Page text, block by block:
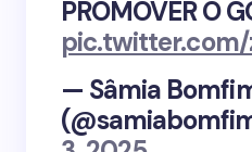
PROMOVER O
pic.twitter.com/
— Sâmia